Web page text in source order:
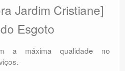
Jardim Cristiane]
Esgoto
a máxima qualidade no